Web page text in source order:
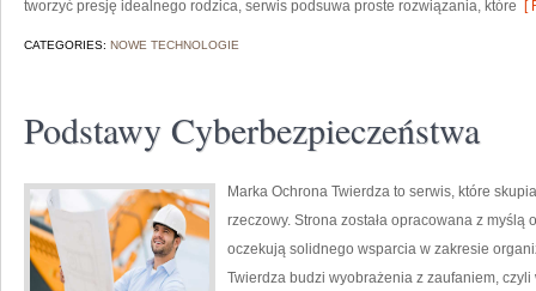
tworzyć presję idealnego rodzica, serwis podsuwa proste rozwiązania, które [
CATEGORIES: NOWE TECHNOLOGIE
Podstawy Cyberbezpieczeństwa
Marka Ochrona Twierdza to serwis, które
rzeczowy. Strona została opracowana z myślą
oczekują solidnego wsparcia w zakresie
Twierdza budzi wyobrażenia z zaufaniem,